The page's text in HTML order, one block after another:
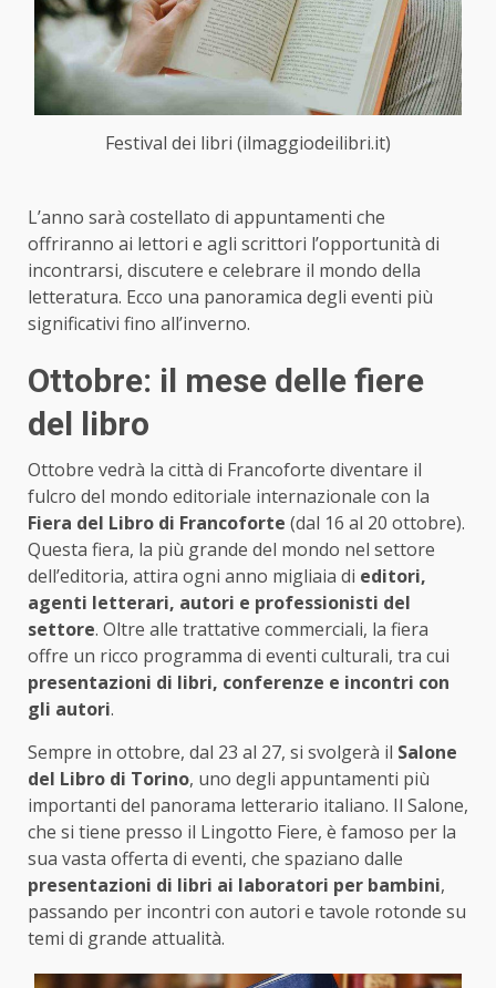
Festival dei libri (ilmaggiodeilibri.it)
L’anno sarà costellato di appuntamenti che
offriranno ai lettori e agli scrittori l’opportunità di
incontrarsi, discutere e celebrare il mondo della
letteratura. Ecco una panoramica degli eventi più
significativi fino all’inverno.
Ottobre: il mese delle fiere
del libro
Ottobre vedrà la città di Francoforte diventare il
fulcro del mondo editoriale internazionale con la
Fiera del Libro di Francoforte (dal 16 al 20 ottobre).
Questa fiera, la più grande del mondo nel settore
dell’editoria, attira ogni anno migliaia di editori,
agenti letterari, autori e professionisti del
settore. Oltre alle trattative commerciali, la fiera
offre un ricco programma di eventi culturali, tra cui
presentazioni di libri, conferenze e incontri con
gli autori.
Sempre in ottobre, dal 23 al 27, si svolgerà il Salone
del Libro di Torino, uno degli appuntamenti più
importanti del panorama letterario italiano. Il Salone,
che si tiene presso il Lingotto Fiere, è famoso per la
sua vasta offerta di eventi, che spaziano dalle
presentazioni di libri ai laboratori per bambini,
passando per incontri con autori e tavole rotonde su
temi di grande attualità.